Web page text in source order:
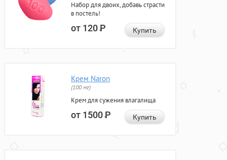
Набор для двоих, добавь страсти
в постель!
от 120Р Купить
Крем Naron
(100 мг)
Крем для сужения влагалища
от 1500Р Купить